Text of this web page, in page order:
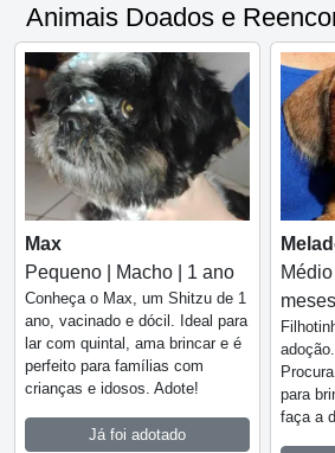
Animais Doados e
Max
Pequeno | Macho | 1 ano
Conheça o Max, um Shitzu de 1
ano, vacinado e dócil. Ideal para
lar com quintal, ama brincar e é
perfeito para famílias com
crianças e idosos. Adote!
Já foi adotado
meses
para
faça a